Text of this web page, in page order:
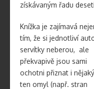
získávaným řadu
Knížka je zajímavá
tím, že si jednotliví
servítky neberou, ale
překvapivě jsou sami
ochotni přiznat i nějaký
ten omyl (např. stran